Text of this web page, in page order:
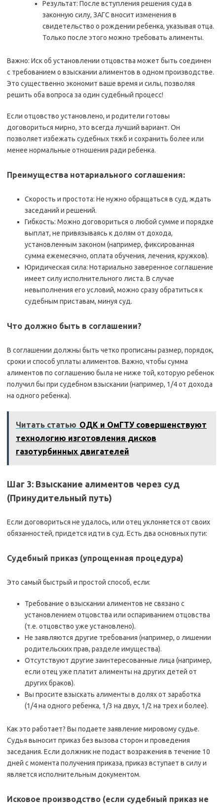
Результат: После вступления решения суда в
законную силу, ЗАГС вносит изменения в
свидетельство о рождении ребенка, указывая отца.
Только после этого можно требовать алименты.
Важно: Иск об установлении отцовства может быть соединен
с требованием о взыскании алиментов в одном производстве.
Это существенно экономит ваше время и силы, позволяя
решить оба вопроса за один судебный процесс!
Если отцовство установлено, и родители готовы
договориться мирно, это всегда лучший вариант. Он
позволяет избежать судебных тяжб и сохранить более или
менее нормальные отношения ради ребенка.
Преимущества нотариального соглашения:
Скорость и простота: Не нужно обращаться в суд, ждать
заседаний и решений.
Гибкость: Можно договориться о любой сумме и порядке
выплат, не привязываясь к долям от дохода,
установленным законом (например, фиксированная
сумма ежемесячно, оплата обучения, лечения, кружков).
Юридическая сила: Нотариально заверенное соглашение
имеет силу исполнительного листа. В случае
невыполнения его условий, можно сразу обратиться к
судебным приставам, минуя суд.
Что должно быть в соглашении?
В соглашении должны быть четко прописаны размер, порядок,
сроки и способ уплаты алиментов. Важно, чтобы сумма
алиментов по соглашению была не ниже той, которую ребенок
получил бы при судебном взыскании (например, 1/4 от дохода
на одного ребенка).
Читать статью ОДК и ОмГТУ совершенствуют
технологию изготовления дисков
газотурбинных двигателей
Шаг 3: Взыскание алиментов через суд
(Принудительный путь)
Если договориться не удалось, или отец уклоняется от своих
обязанностей, придется идти в суд. Есть два основных пути:
Судебный приказ (упрощенная процедура)
Это самый быстрый и простой способ, если:
Требование о взыскании алиментов не связано с
установлением отцовства или оспариванием отцовства
(т.е. отцовство уже установлено).
Не заявляются другие требования (например, о лишении
родительских прав, разделе имущества).
Отсутствуют другие заинтересованные лица (например,
если отец уже платит алименты на других детей от
других браков).
Вы просите взыскать алименты в долях от заработка
(1/4 на одного ребенка, 1/3 на двух, 1/2 на трех и более).
Как это работает? Вы подаете заявление мировому судье.
Судья выносит приказ без вызова сторон и проведения
заседания. Если должник не подаст возражения в течение 10
дней с момента получения приказа, приказ вступает в силу и
является исполнительным документом.
Исковое производство (если судебный приказ не